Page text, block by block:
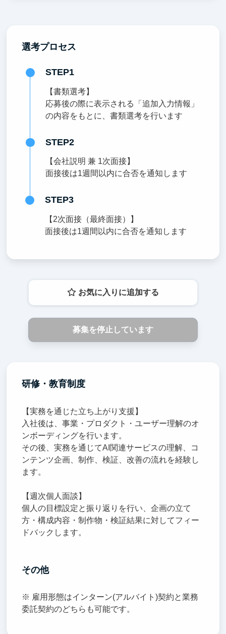
選考プロセス
STEP1
【書類選考】
応募後の際に表示される「追加入力情報」
の内容をもとに、書類選考を行います
STEP2
【会社説明 兼 1次面接】
面接後は1週間以内に合否を通知します
STEP3
【2次面接（最終面接）】
面接後は1週間以内に合否を通知します
お気に入りに追加する
募集を停止しています
研修・教育制度
【実務を通じた立ち上がり支援】
入社後は、事業・プロダクト・ユーザー理解のオ
ンボーディングを行います。
その後、実務を通じてAI関連サービスの理解、コ
ンテンツ企画、制作、検証、改善の流れを経験し
ます。
【週次個人面談】
個人の目標設定と振り返りを行い、企画の立て
方・構成内容・制作物・検証結果に対してフィー
ドバックします。
その他
※ 雇用形態はインターン(アルバイト)契約と業務
委託契約のどちらも可能です。